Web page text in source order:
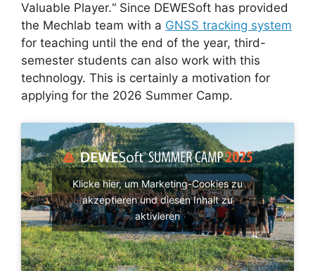
Valuable Player.“ Since DEWESoft has provided
the Mechlab team with a GNSS tracking system
for teaching until the end of the year, third-
semester students can also work with this
technology. This is certainly a motivation for
applying for the 2026 Summer Camp.
Klicke hier, um Marketing-Cookies zu
akzeptieren und diesen Inhalt zu
aktivieren